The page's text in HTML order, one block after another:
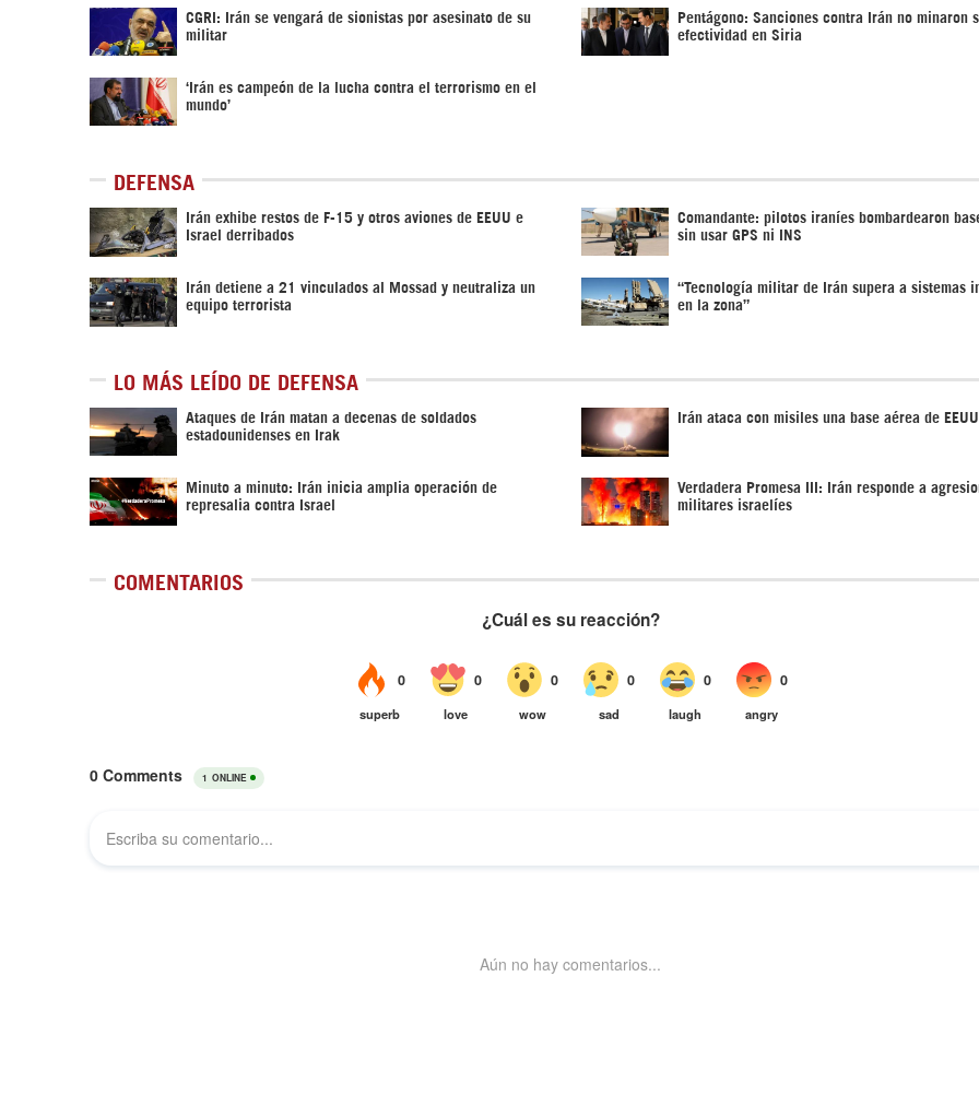
CGRI: Irán se vengará de sionistas por asesinato de su
militar
Pentágono: Sanciones contra Irán no minaron
efectividad en Siria
‘Irán es campeón de la lucha contra el terrorismo en el
mundo’
DEFENSA
Irán exhibe restos de F-15 y otros aviones de EEUU e
Israel derribados
Comandante: pilotos iraníes bombardearon
sin usar GPS ni INS
Irán detiene a 21 vinculados al Mossad y neutraliza un
equipo terrorista
“Tecnología militar de Irán supera a sistemas
en la zona”
LO MÁS LEÍDO DE DEFENSA
Ataques de Irán matan a decenas de soldados
estadounidenses en Irak
Irán ataca con misiles una base aérea de
Minuto a minuto: Irán inicia amplia operación de
represalia contra Israel
Verdadera Promesa III: Irán responde a
militares israelíes
COMENTARIOS